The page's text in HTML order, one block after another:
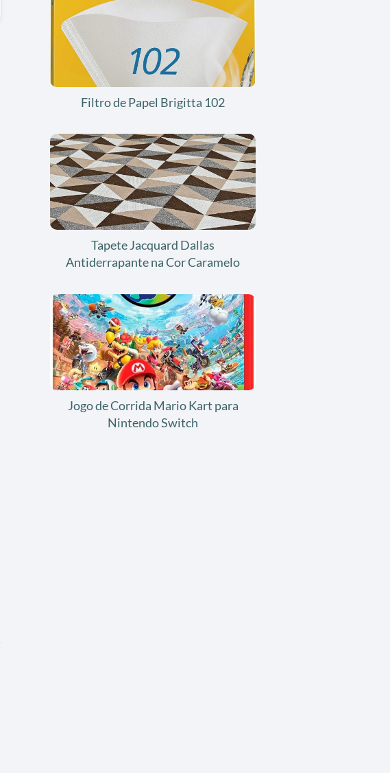
Filtro de Papel Brigitta 102
Tapete Jacquard Dallas
Antiderrapante na Cor Caramelo
Jogo de Corrida Mario Kart para
Nintendo Switch